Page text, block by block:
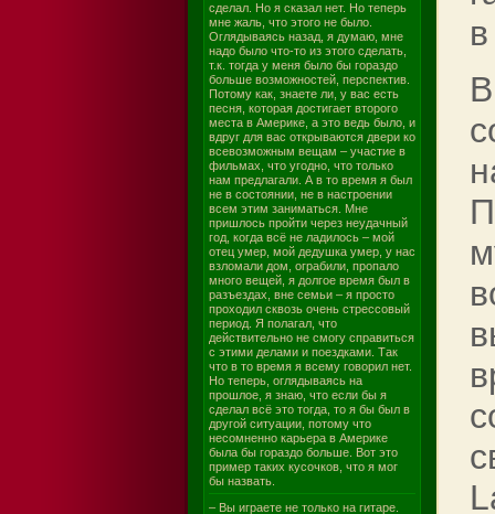
сделал. Но я сказал нет. Но теперь
мне жаль, что этого не было.
Оглядываясь назад, я думаю, мне
надо было что-то из этого сделать,
т.к. тогда у меня было бы гораздо
больше возможностей, перспектив.
Потому как, знаете ли, у вас есть
песня, которая достигает второго
места в Америке, а это ведь было, и
вдруг для вас открываются двери ко
всевозможным вещам – участие в
фильмах, что угодно, что только
нам предлагали. А в то время я был
не в состоянии, не в настроении
всем этим заниматься. Мне
пришлось пройти через неудачный
год, когда всё не ладилось – мой
отец умер, мой дедушка умер, у нас
взломали дом, ограбили, пропало
много вещей, я долгое время был в
разъездах, вне семьи – я просто
проходил сквозь очень стрессовый
период. Я полагал, что
действительно не смогу справиться
с этими делами и поездками. Так
что в то время я всему говорил нет.
Но теперь, оглядываясь на
прошлое, я знаю, что если бы я
сделал всё это тогда, то я бы был в
другой ситуации, потому что
несомненно карьера в Америке
была бы гораздо больше. Вот это
пример таких кусочков, что я мог
бы назвать.
– Вы играете не только на гитаре.